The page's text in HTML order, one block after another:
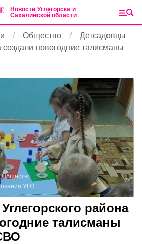
Новости Углегорска и
Сахалинской области
Общество
Детсадовцы
создали новогодние талисманы
Общество
УГО
района
талисманы